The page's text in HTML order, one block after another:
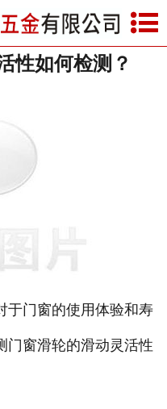
网站首页
关于我们
联系我们
性如何检测？
门窗的使用体验和寿
门窗滑轮的滑动灵活性